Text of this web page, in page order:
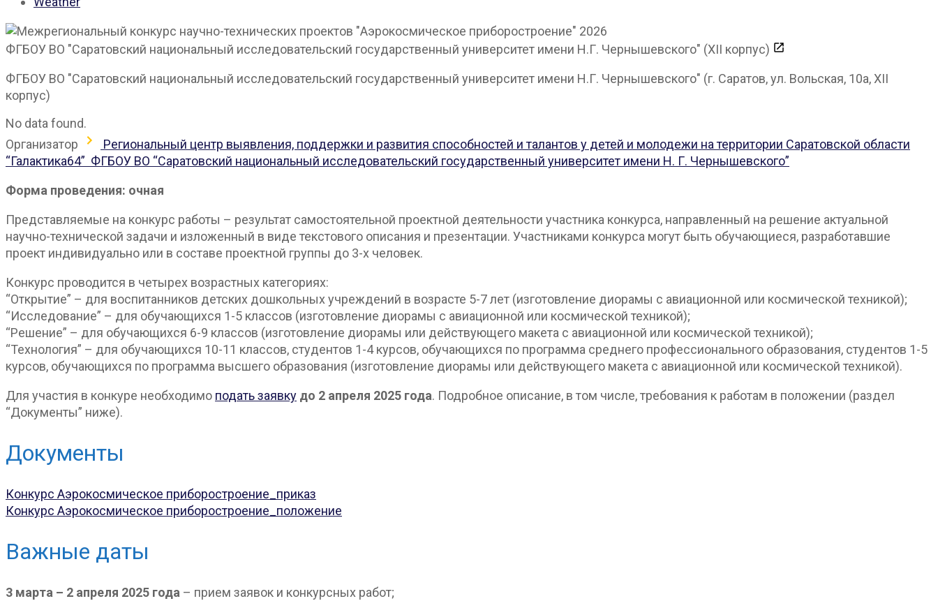
ФГБОУ ВО "Саратовский национальный исследовательский государственный университет имени Н.Г. Чернышевского" (XII корпус)
ФГБОУ ВО "Саратовский национальный исследовательский государственный университет имени Н.Г. Чернышевского" (г. Саратов, ул. Вольская, 10а, XII
корпус)
No data found.
Организатор
Региональный центр выявления, поддержки и развития способностей и талантов у детей и молодежи на территории Саратовской области
“Галактика64” ФГБОУ ВО “Саратовский национальный исследовательский государственный университет имени Н. Г. Чернышевского”
Форма проведения: очная
Представляемые на конкурс работы – результат самостоятельной проектной деятельности участника конкурса, направленный на решение актуальной
научно-технической задачи и изложенный в виде текстового описания и презентации. Участниками конкурса могут быть обучающиеся, разработавшие
проект индивидуально или в составе проектной группы до 3-х человек.
Конкурс проводится в четырех возрастных категориях:
“Открытие” – для воспитанников детских дошкольных учреждений в возрасте 5-7 лет (изготовление диорамы с авиационной или космической техникой);
“Исследование” – для обучающихся 1-5 классов (изготовление диорамы с авиационной или космической техникой);
“Решение” – для обучающихся 6-9 классов (изготовление диорамы или действующего макета с авиационной или космической техникой);
“Технология” – для обучающихся 10-11 классов, студентов 1-4 курсов, обучающихся по программа среднего профессионального образования, студентов 1-5
курсов, обучающихся по программа высшего образования (изготовление диорамы или действующего макета с авиационной или космической техникой).
Для участия в конкуре необходимо подать заявку до 2 апреля 2025 года. Подробное описание, в том числе, требования к работам в положении (раздел
“Документы” ниже).
Документы
Конкурс Аэрокосмическое приборостроение_приказ
Конкурс Аэрокосмическое приборостроение_положение
Важные даты
3 марта – 2 апреля 2025 года – прием заявок и конкурсных работ;